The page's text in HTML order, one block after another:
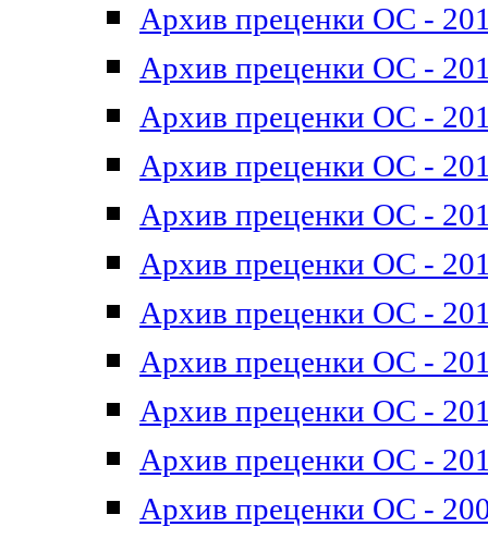
Архив преценки ОС -
Архив преценки ОС -
Архив преценки ОС -
Архив преценки ОС -
Архив преценки ОС -
Архив преценки ОС -
Архив преценки ОС -
Архив преценки ОС -
Архив преценки ОС -
Архив преценки ОС -
Архив преценки ОС -